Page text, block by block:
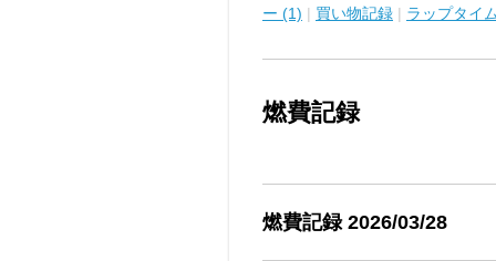
ー (1) | 買い物記録 | ラップタイ
燃費記録
燃費記録 2026/03/28